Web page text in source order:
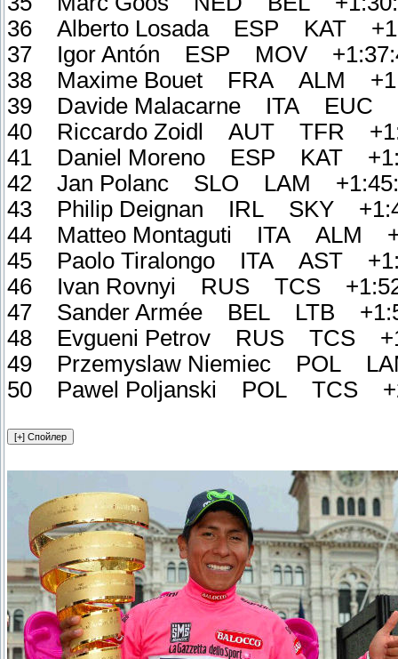
36 Alberto Losada ESP KAT
37 Igor Antón ESP MOV
38 Maxime Bouet FRA ALM
39 Davide Malacarne ITA EUC
40 Riccardo Zoidl AUT TFR
41 Daniel Moreno ESP KAT
42 Jan Polanc SLO LAM
43 Philip Deignan IRL SKY
44 Matteo Montaguti ITA ALM
45 Paolo Tiralongo ITA AST
46 Ivan Rovnyi RUS TCS
47 Sander Armée BEL LTB
48 Evgueni Petrov RUS TCS
49 Przemyslaw Niemiec POL
50 Pawel Poljanski POL TCS